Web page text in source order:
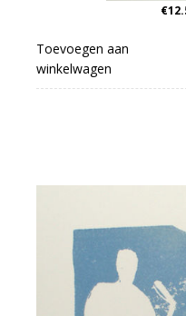
€
Toevoegen aan
winkelwagen